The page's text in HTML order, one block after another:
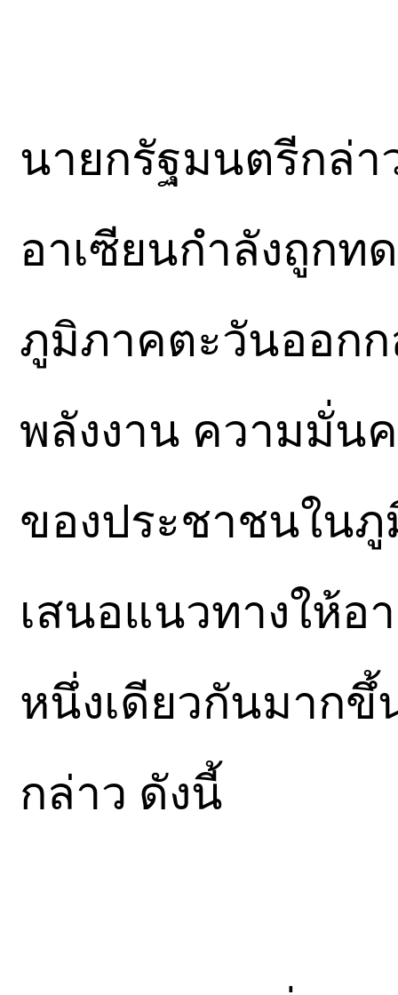
นายกรัฐมนตรีกล่า
อาเซียนกำลังถูก
ภูมิภาคตะวันออกก
พลังงาน ความมั่น
ของประชาชนใน
เสนอแนวทางให้อ
หนึ่งเดียวกันมาก
กล่าว ดังนี้